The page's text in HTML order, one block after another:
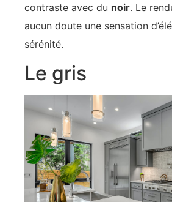
contraste avec du noir. Le
aucun doute une sensation
sérénité.
Le gris